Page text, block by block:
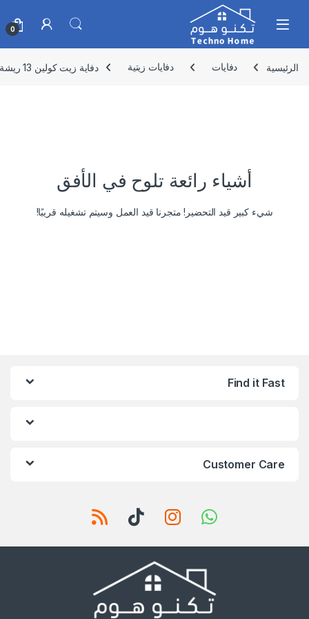
Skip to navigation
Skip to content
0
الرئيسية دفايات دفايات زيتية دفاية زيت كولين 13 ريشة 2500 واط لون ابيض بديكور – 807.102.047
أشياء رائعة تلوح في الأفق
شيء كبير قيد التحضير! متجرنا قيد العمل وسيتم تشغيله قريبًا!
Find it Fast
Customer Care